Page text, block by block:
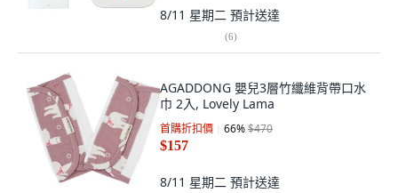
8/11 星期二 預計送達
(6)
AGADDONG 嬰兒3層竹纖維背帶口水
巾 2入, Lovely Lama
首購折扣價 66%$470
$157
8/11 星期二 預計送達